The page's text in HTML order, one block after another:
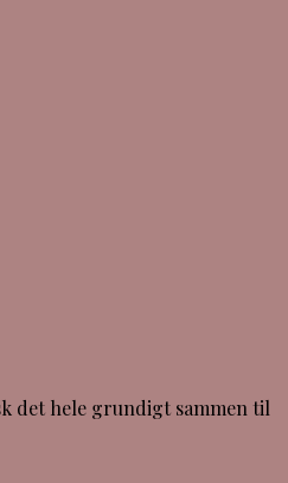
det hele grundigt sammen til